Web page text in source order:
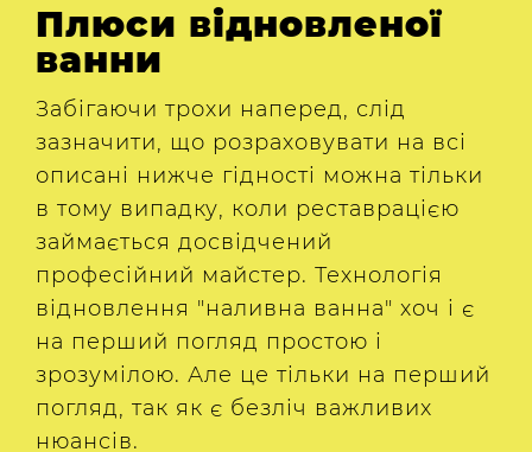
Плюси відновленої
ванни
Забігаючи трохи наперед, слід
зазначити, що розраховувати на всі
описані нижче гідності можна тільки
в тому випадку, коли реставрацією
займається досвідчений
професійний майстер. Технологія
відновлення "наливна ванна" хоч і є
на перший погляд простою і
зрозумілою. Але це тільки на перший
погляд, так як є безліч важливих
нюансів.